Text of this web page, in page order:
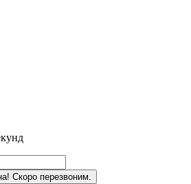
Скоро перезвоним.